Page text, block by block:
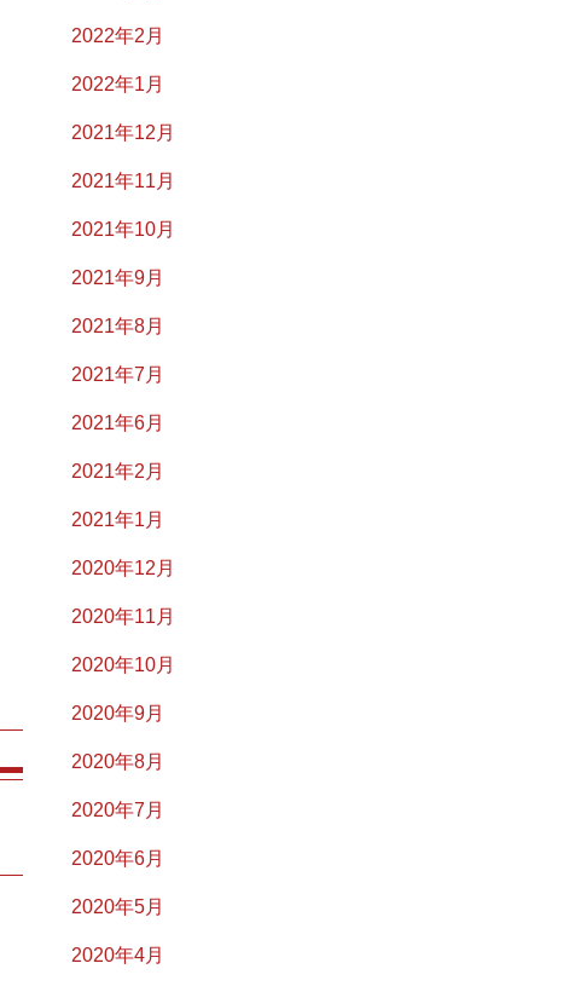
2022年2月
2022年1月
2021年12月
2021年11月
2021年10月
2021年9月
2021年8月
2021年7月
2021年6月
2021年2月
2021年1月
2020年12月
2020年11月
2020年10月
2020年9月
2020年8月
2020年7月
2020年6月
2020年5月
2020年4月